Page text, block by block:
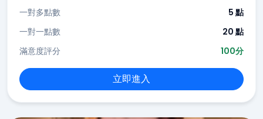
一對多點數
5 點
一對一點數
20 點
滿意度評分
100分
立即進入